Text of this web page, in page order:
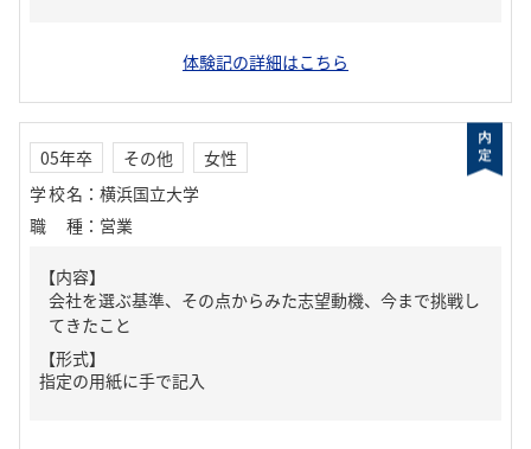
体験記の詳細はこちら
05年卒 その他
女性
学校名 ： 横浜国立大学
職種 ： 営業
【内容】
会社を選ぶ基準、その点からみた志望動機、今まで挑戦し
てきたこと
【形式】
指定の用紙に手で記入